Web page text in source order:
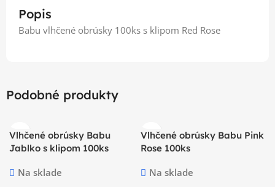
Popis
Babu vlhčené obrúsky 100ks s klipom Red Rose
Podobné produkty
Vlhčené obrúsky Babu
Jablko s klipom 100ks
Na sklade
Vlhčené obrúsky Babu Pink
Rose 100ks
Na sklade